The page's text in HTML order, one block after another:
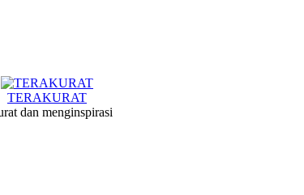
TERAKURAT
dan menginspirasi